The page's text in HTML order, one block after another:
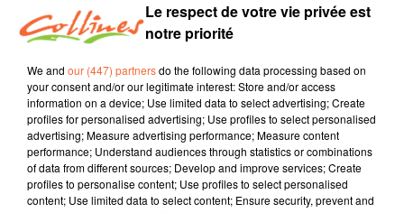
2 août 2023 - 7 min 42 sec
JOURNAL DU MERCREDI 02 AOÛT ( MIDI )
Boris Blais
L'info près de chez vous.
Coup de vent ce mercredi sur la côte Atlantique, avec
des rafales dans les Deux-Sèvres.
500 smartphones retrouveront une nouvelle vie aux
Le respect de votre vie privée est
notre priorité
We and our (447) partnersdo the following data processing based on
your consent and/or our legitimate interest: Store and/or access
information on a device; Use limited data to select advertising; Create
profiles for personalised advertising; Use profiles to select personalised
advertising; Measure advertising performance; Measure content
performance; Understand audiences through statistics or combinations
of data from different sources; Develop and improve services; Create
profiles to personalise content; Use profiles to select personalised
content; Use limited data to select content; Ensure security, prevent and